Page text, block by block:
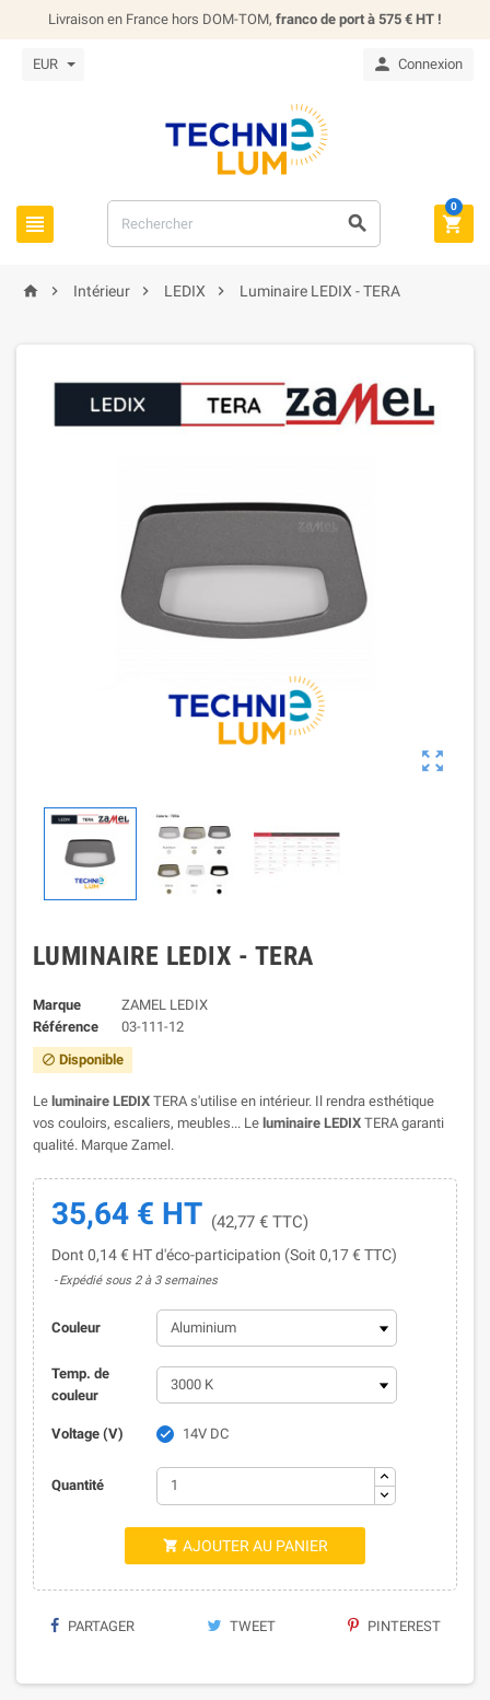
Livraison en France hors DOM-TOM, franco de port à 575 € HT !
EUR  Connexion
  
0
  Intérieur  LEDIX  Luminaire LEDIX - TERA

LUMINAIRE LEDIX - TERA
Marque
ZAMEL LEDIX
Référence
03-111-12
 Disponible
Le luminaire LEDIX TERA s'utilise en intérieur. Il rendra esthétique
vos couloirs, escaliers, meubles... Le luminaire LEDIX TERA garanti
qualité. Marque Zamel.
35,64 € HT (42,77 € TTC)
Dont 0,14 € HT d'éco-participation (Soit 0,17 € TTC)
Expédié sous 2 à 3 semaines
Couleur
Temp. de
couleur
Voltage (V)  14V DC
Quantité
 AJOUTER AU PANIER
PARTAGER TWEET PINTEREST